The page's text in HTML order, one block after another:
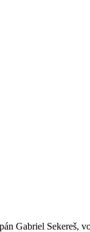
Gabriel Sekereš,